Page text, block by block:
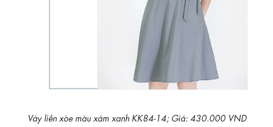
Váy liền xòe màu xám xanh KK84-14; Giá: 430.000 VND